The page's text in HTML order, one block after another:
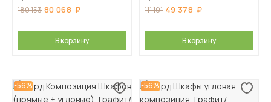
180 153 80 068
В корзину
111 101 49 378
В корзину
-56% -56%